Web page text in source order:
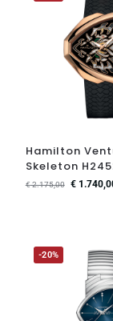
Hamilton
Skeleton
€2.175,00 €
-20%